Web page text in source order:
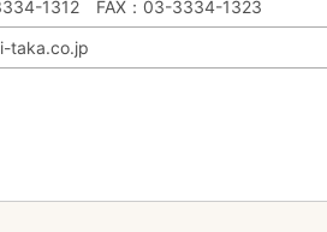
1312 FAX：03-3334-1323
taka.co.jp